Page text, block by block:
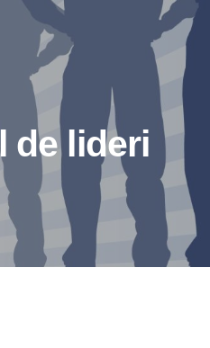
de lideri